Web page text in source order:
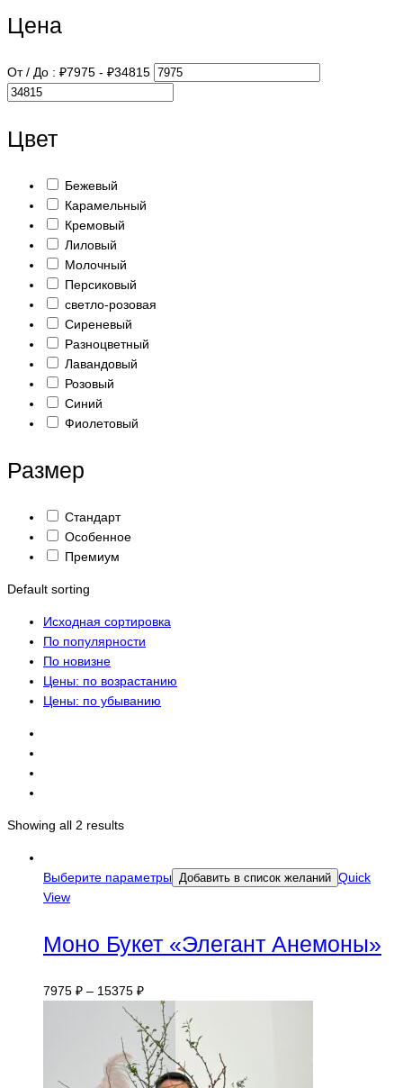
Цена
От / До : ₽7975 - ₽34815
Цвет
Бежевый
Карамельный
Кремовый
Лиловый
Молочный
Персиковый
светло-розовая
Сиреневый
Разноцветный
Лавандовый
Розовый
Синий
Фиолетовый
Размер
Стандарт
Особенное
Премиум
Default sorting
Исходная сортировка
По популярности
По новизне
Цены: по возрастанию
Цены: по убыванию
Showing all 2 results
Выберите параметры Добавить в список желаний Quick
View
Моно Букет «Элегант Анемоны»
7975 ₽ – 15375 ₽